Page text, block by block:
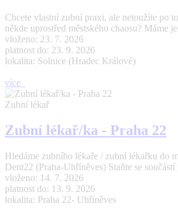
Chcete vlastní zubní praxi, ale netoužíte po
někde uprostřed městského chaosu? Máme
vloženo: 23. 7. 2026
platnost do: 23. 9. 2026
lokalita: Solnice (Hradec Králové)
více
Zubní lékař
Zubní lékař/ka - Praha 22
Hledáme zubního lékaře / zubní lékařku do
Dent22 (Praha-Uhříněves) Staňte se
vloženo: 14. 7. 2026
platnost do: 13. 9. 2026
lokalita: Praha 22- Uhříněves